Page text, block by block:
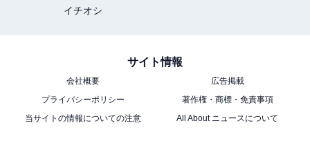
40インチ / フルハイビジョン/液晶/Airplay/ネット動画対
イチオシ
サイト情報
会社概要
広告掲載
プライバシーポリシー
著作権・商標・免責事項
当サイトの情報についての注意
All About ニュースについて